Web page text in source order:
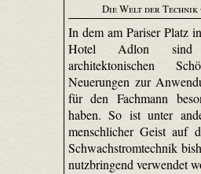
Die Welt der Technik
In dem am Pariser Platz
Hotel Adlon
architektonischen
Neuerungen zur
für den Fachmann
haben. So ist unter
menschlicher Geist auf
Schwach­strom­technik
nutzbringend verwendet